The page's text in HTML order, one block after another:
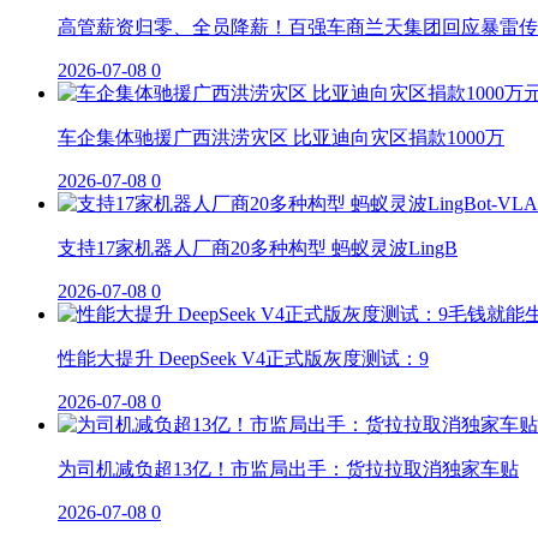
高管薪资归零、全员降薪！百强车商兰天集团回应暴雷
2026-07-08 0
车企集体驰援广西洪涝灾区 比亚迪向灾区捐款1000万
2026-07-08 0
支持17家机器人厂商20多种构型 蚂蚁灵波LingB
2026-07-08 0
性能大提升 DeepSeek V4正式版灰度测试：9
2026-07-08 0
为司机减负超13亿！市监局出手：货拉拉取消独家车贴
2026-07-08 0